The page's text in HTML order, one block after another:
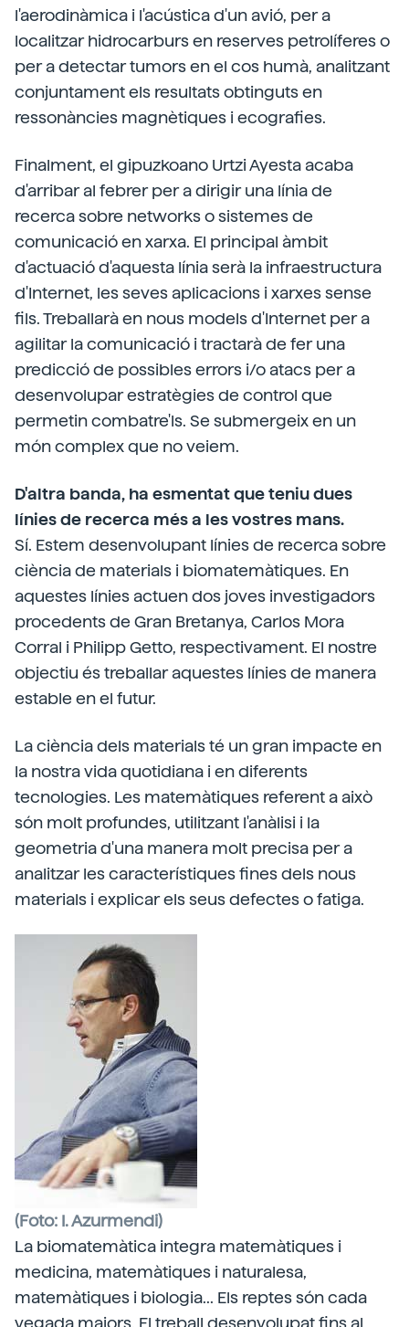
l'aerodinàmica i l'acústica d'un avió, per a
localitzar hidrocarburs en reserves petrolíferes o
per a detectar tumors en el cos humà, analitzant
conjuntament els resultats obtinguts en
ressonàncies magnètiques i ecografies.
Finalment, el gipuzkoano Urtzi Ayesta acaba
d'arribar al febrer per a dirigir una línia de
recerca sobre networks o sistemes de
comunicació en xarxa. El principal àmbit
d'actuació d'aquesta línia serà la infraestructura
d'Internet, les seves aplicacions i xarxes sense
fils. Treballarà en nous models d'Internet per a
agilitar la comunicació i tractarà de fer una
predicció de possibles errors i/o atacs per a
desenvolupar estratègies de control que
permetin combatre'ls. Se submergeix en un
món complex que no veiem.
D'altra banda, ha esmentat que teniu dues
línies de recerca més a les vostres mans.
Sí. Estem desenvolupant línies de recerca sobre
ciència de materials i biomatemàtiques. En
aquestes línies actuen dos joves investigadors
procedents de Gran Bretanya, Carlos Mora
Corral i Philipp Getto, respectivament. El nostre
objectiu és treballar aquestes línies de manera
estable en el futur.
La ciència dels materials té un gran impacte en
la nostra vida quotidiana i en diferents
tecnologies. Les matemàtiques referent a això
són molt profundes, utilitzant l'anàlisi i la
geometria d'una manera molt precisa per a
analitzar les característiques fines dels nous
materials i explicar els seus defectes o fatiga.
(Foto: I. Azurmendi)
La biomatemàtica integra matemàtiques i
medicina, matemàtiques i naturalesa,
matemàtiques i biologia... Els reptes són cada
vegada majors. El treball desenvolupat fins al